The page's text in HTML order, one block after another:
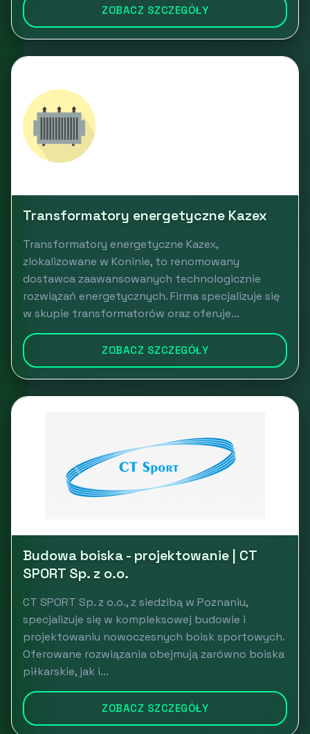
ZOBACZ SZCZEGÓŁY
Transformatory energetyczne Kazex
Transformatory energetyczne Kazex,
zlokalizowane w Koninie, to renomowany
dostawca zaawansowanych technologicznie
rozwiązań energetycznych. Firma specjalizuje się
w skupie transformatorów oraz oferuje...
ZOBACZ SZCZEGÓŁY
Budowa boiska - projektowanie | CT
SPORT Sp. z o.o.
CT SPORT Sp. z o.o., z siedzibą w Poznaniu,
specjalizuje się w kompleksowej budowie i
projektowaniu nowoczesnych boisk sportowych.
Oferowane rozwiązania obejmują zarówno boiska
piłkarskie, jak i...
ZOBACZ SZCZEGÓŁY